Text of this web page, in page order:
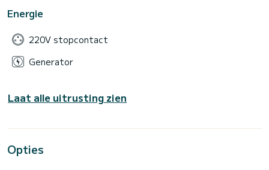
Energie
220V stopcontact
Generator
Laat alle uitrusting zien
Opties